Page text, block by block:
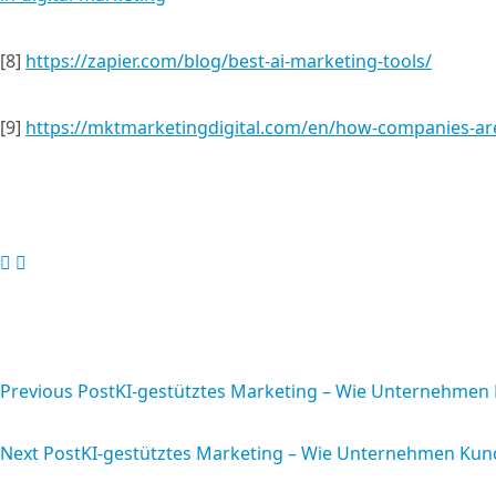
[8] https://zapier.com/blog/best-ai-marketing-tools/
[9] https://mktmarketingdigital.com/en/how-companies-
class="nav-
screen-
Previous PostKI-gestütztes Marketing – Wie
Next PostKI-gestütztes Marketing – Wie Unternehmen